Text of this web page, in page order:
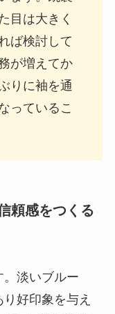
目は大きく
ば検討して
が増えてか
りに袖を通
っているこ
頼感をつくる
淡いブルー
好印象を与え